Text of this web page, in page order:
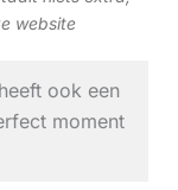
website
ook een
moment